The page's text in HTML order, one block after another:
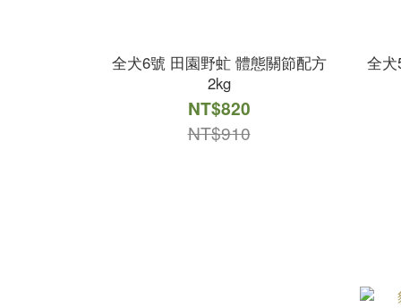
全犬6號 田園野虻 體態關節配方
2kg
NT$820
NT$910
全